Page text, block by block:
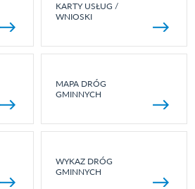
KARTY USŁUG /
WNIOSKI
MAPA DRÓG
GMINNYCH
WYKAZ DRÓG
GMINNYCH